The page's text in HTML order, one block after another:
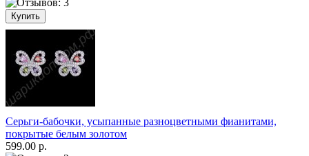
Серьги-бабочки, усыпанные разноцветными фианитами,
покрытые белым золотом
599.00 р.